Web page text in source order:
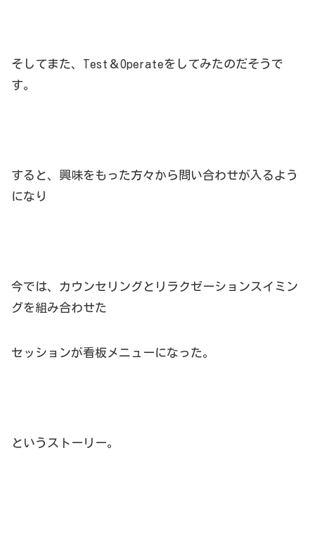
そしてまた、Test＆Operateをしてみたのだそうで
す。
すると、興味をもった方々から問い合わせが入るよう
になり
今では、カウンセリングとリラクゼーションスイミン
グを組み合わせた
セッションが看板メニューになった。
というストーリー。